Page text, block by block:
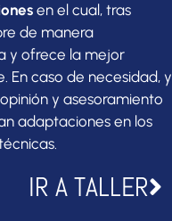
en el cual, tras
de manera
y ofrece la mejor
En caso de necesidad, y
y asesoramiento
adaptaciones en los
IR A TALLER